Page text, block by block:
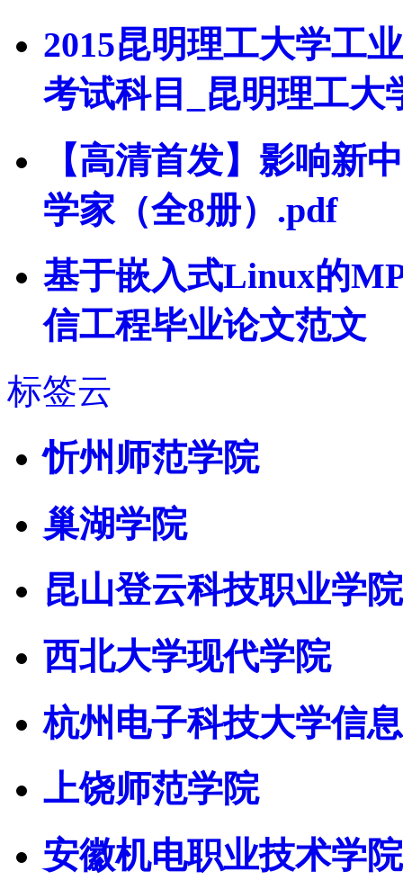
2015昆明理工大学工
考试科目_昆明理工大
【高清首发】影响新
学家（全8册）.pdf
基于嵌入式Linux的
信工程毕业论文范文
标签云
忻州师范学院
巢湖学院
昆山登云科技职业学院
西北大学现代学院
杭州电子科技大学信
上饶师范学院
安徽机电职业技术学院